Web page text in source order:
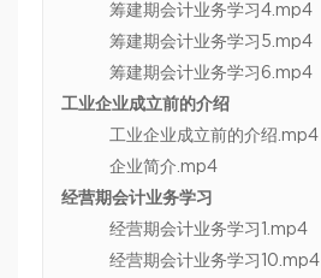
筹建期会计业务学习4.mp4
筹建期会计业务学习5.mp4
筹建期会计业务学习6.mp4
工业企业成立前的介绍
工业企业成立前的介绍.mp4
企业简介.mp4
经营期会计业务学习
经营期会计业务学习1.mp4
经营期会计业务学习10.mp4